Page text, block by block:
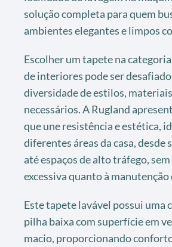
solução completa para quem
ambientes elegantes e limpos
Escolher um tapete na
de interiores pode ser
diversidade de estilos,
necessários. A Rugland
que une resistência e estética,
diferentes áreas da casa, desde
até espaços de alto tráfego,
excessiva quanto à manutenção
Este tapete lavável possui uma
pilha baixa com superfície em
macio, proporcionando